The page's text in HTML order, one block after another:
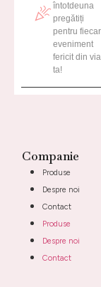
întotdeuna
pregătiți
pentru
eveniment
fericit din
ta!
Companie
Produse
Despre noi
Contact
Produse
Despre noi
Contact